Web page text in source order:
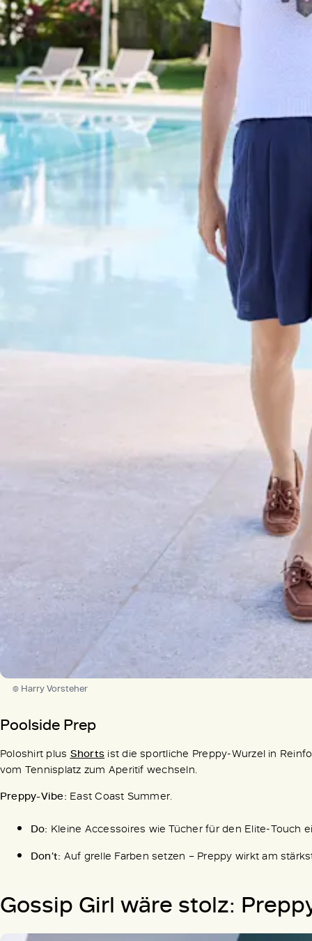
© Harry Vorsteher
Poolside Prep
Poloshirt plus Shorts ist die sportliche Preppy-Wurzel in
vom Tennisplatz zum Aperitif wechseln.
Preppy-Vibe: East Coast Summer.
Do: Kleine Accessoires wie Tücher für den Elite-Touch
Don’t: Auf grelle Farben setzen – Preppy wirkt am
Gossip Girl wäre stolz: